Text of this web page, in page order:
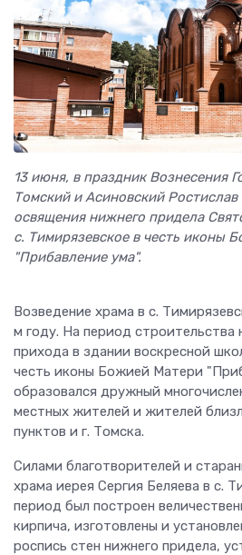
13 июня, в праздник Вознесения
Томский и Асиновский
освящения нижнего придела
с. Тимирязевское в честь иконы
"Прибавление ума".
Возведение храма в с.
м году. На период строительства
прихода в здании воскресной
честь иконы Божией Матери
образовался дружный
местных жителей и жителей
пунктов и г. Томска.
Силами благотворителей и
храма иерея Сергия Беляева в с.
период был построен
кирпича, изготовлены и
роспись стен нижнего придела,